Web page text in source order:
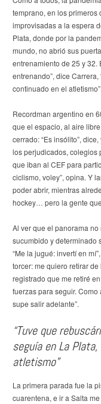
temprano, en los
improvisadas a la espera
Plata, donde por la
mundo, no abrió sus
entrenamiento de 25 y 32.
entrenando”, dice
continuado en el atletismo”.
Recordman argentino en
que el espacio, al aire
cerrado: “Es insólito”,
los perjudicados, colegios
que iban al CEF para
ciclismo, voley”, opina. Y
poder abrir, mientras
hockey… pero la gente
Al ver que el panorama
sucumbido y determinado
“Me la jugué: invertí en
torcer: me quiero retirar
registrado que me retiré
fuerzas para seguir.
supe salir adelante”.
“Tuve que
seguía en La
atletismo”
La primera parada fue la
cuarentena, e ir a Salta